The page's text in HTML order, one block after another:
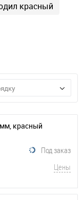
красный
красный
Под заказ
Цены